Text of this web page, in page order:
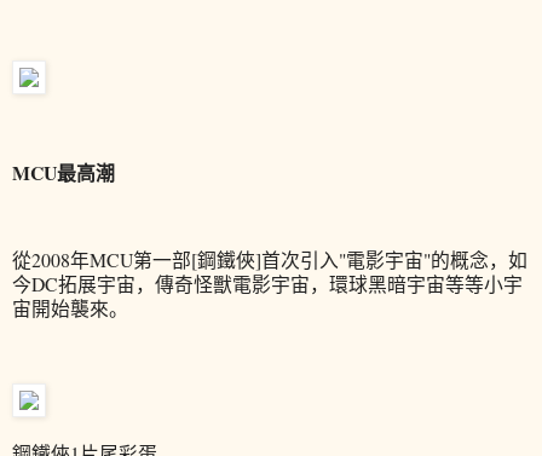
MCU最高潮
從2008年MCU第一部[鋼鐵俠]首次引入"電影宇宙"的概念，如
今DC拓展宇宙，傳奇怪獸電影宇宙，環球黑暗宇宙等等小宇
宙開始襲來。